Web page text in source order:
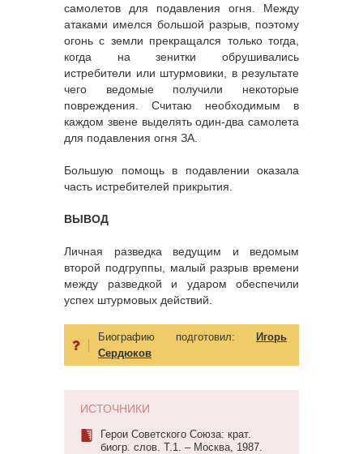
самолетов для подавления огня. Между
атаками имелся большой разрыв, поэтому
огонь с земли прекращался только тогда,
когда на зенитки обрушивались
истребители или штурмовики, в результате
чего ведомые получили некоторые
повреждения. Считаю необходимым в
каждом звене выделять один-два самолета
для подавления огня ЗА.
Большую помощь в подавлении оказала
часть истребителей прикрытия.
ВЫВОД
Личная разведка ведущим и ведомым
второй подгруппы, малый разрыв времени
между разведкой и ударом обеспечили
успех штурмовых действий.
Биографию подготовил:
Игорь
Сердюков
ИСТОЧНИКИ
Герои Советского Союза: крат.
биогр. слов. Т.1. – Москва, 1987.